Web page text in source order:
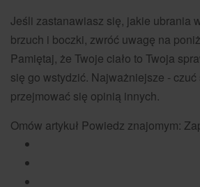
Jeśli zastanawiasz się, jakie ubrania
brzuch i boczki, zwróć uwagę na
Pamiętaj, że Twoje ciało to Twoja
się go wstydzić. Najważniejsze -
przejmować się opinią innych.
Omów artykuł Powiedz znajomym: